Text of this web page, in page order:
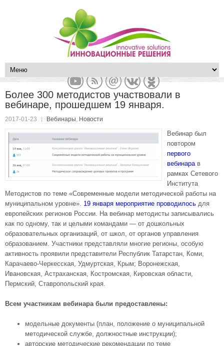
Более 300 методистов участвовали в
вебинаре, прошедшем 19 января.
2017-01-23 Вебинары, Новости
Вебинар был
повтором
первого
вебинарав
рамках Сетевого
Института
Методистов по теме «Современные модели методической работы на
муниципальном уровне». 19 января мероприятие проводилось для
европейских регионов России. На вебинар методисты записывались
как по одному, так и целыми командами — от дошкольных
образовательных организаций, от школ, от органов управления
образованием. Участники представляли многие регионы, особую
активность проявили представители Республик Татарстан, Коми,
Карачаево-Черкесская, Удмуртская, Крым; Воронежская,
Ивановская, Астраханская, Костромская, Кировская области,
Пермский, Ставропольский края.
Всем участникам вебинара были предоставлены:
модельные документы (план, положение о муниципальной
методической службе, должностные инструкции);
авторские методические рекомендации по теме